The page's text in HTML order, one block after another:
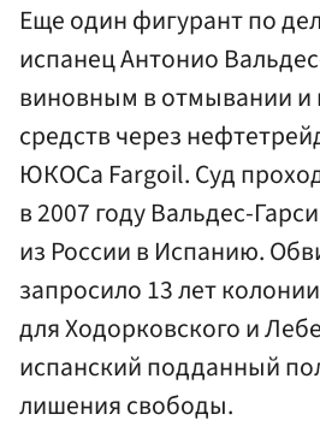
Еще один фигурант по
испанец Антонио
виновным в отмывании и
средств через
ЮКОСа Fargoil. Суд
в 2007 году Вальдес-
из России в Испанию.
запросило 13 лет
для Ходорковского и
испанский подданный
лишения свободы.